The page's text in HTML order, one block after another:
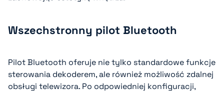
Wszechstronny pilot Bluetooth
Pilot Bluetooth oferuje nie tylko standardowe funkcje
sterowania dekoderem, ale również możliwość zdalnej
obsługi telewizora. Po odpowiedniej konfiguracji,